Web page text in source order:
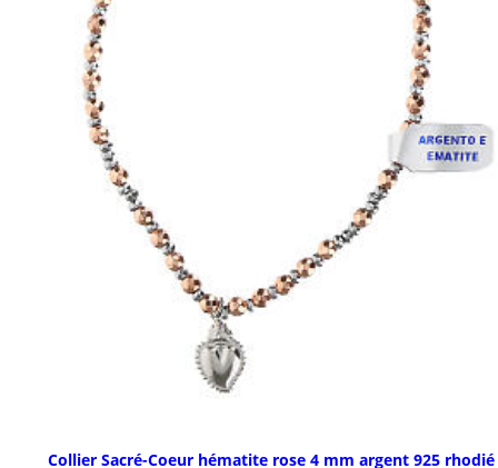
Collier Sacré-Coeur hématite rose 4 mm argent 925 rhodié